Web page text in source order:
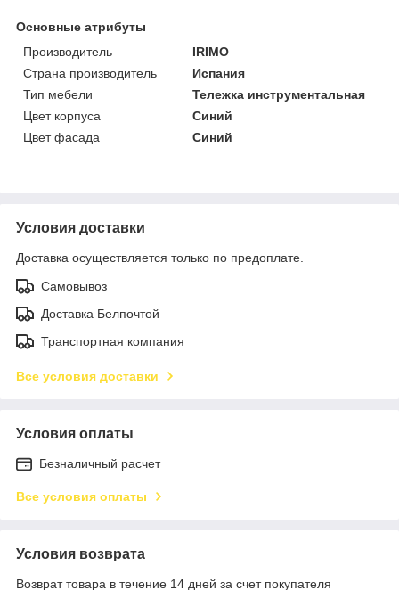
Основные атрибуты
Производитель
IRIMO
Страна производитель
Испания
Тип мебели
Тележка инструментальная
Цвет корпуса
Синий
Цвет фасада
Синий
Условия доставки
Доставка осуществляется только по предоплате.
Самовывоз
Доставка Белпочтой
Транспортная компания
Все условия доставки
Условия оплаты
Безналичный расчет
Все условия оплаты
Условия возврата
Возврат товара в течение 14 дней за счет покупателя